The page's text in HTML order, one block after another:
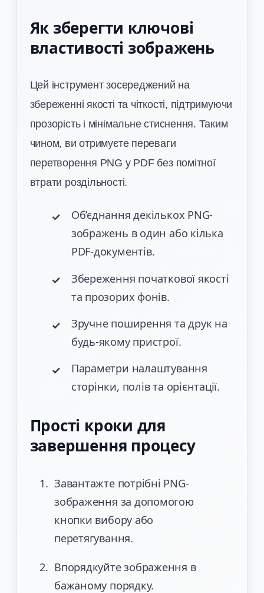
Як зберегти ключові
властивості зображень
Цей інструмент зосереджений на
збереженні якості та чіткості, підтримуючи
прозорість і мінімальне стиснення. Таким
чином, ви отримуєте переваги
перетворення PNG у PDF без помітної
втрати роздільності.
Об’єднання декількох PNG-
зображень в один або кілька
PDF-документів.
Збереження початкової якості
та прозорих фонів.
Зручне поширення та друк на
будь-якому пристрої.
Параметри налаштування
сторінки, полів та орієнтації.
Прості кроки для
завершення процесу
Завантажте потрібні PNG-
зображення за допомогою
кнопки вибору або
перетягування.
Впорядкуйте зображення в
бажаному порядку.